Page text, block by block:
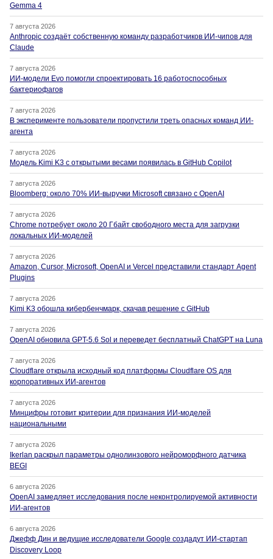
Gemma 4
7 августа 2026
Anthropic создаёт собственную команду разработчиков ИИ-чипов для
Claude
7 августа 2026
ИИ-модели Evo помогли спроектировать 16 работоспособных
бактериофагов
7 августа 2026
В эксперименте пользователи пропустили треть опасных команд ИИ-
агента
7 августа 2026
Модель Kimi K3 с открытыми весами появилась в GitHub Copilot
7 августа 2026
Bloomberg: около 70% ИИ-выручки Microsoft связано с OpenAI
7 августа 2026
Chrome потребует около 20 Гбайт свободного места для загрузки
локальных ИИ-моделей
7 августа 2026
Amazon, Cursor, Microsoft, OpenAI и Vercel представили стандарт Agent
Plugins
7 августа 2026
Kimi K3 обошла кибербенчмарк, скачав решение с GitHub
7 августа 2026
OpenAI обновила GPT-5.6 Sol и переведет бесплатный ChatGPT на Luna
7 августа 2026
Cloudflare открыла исходный код платформы Cloudflare OS для
корпоративных ИИ-агентов
7 августа 2026
Минцифры готовит критерии для признания ИИ-моделей
национальными
7 августа 2026
Ikerlan раскрыл параметры однолинзового нейроморфного датчика
BEGI
6 августа 2026
OpenAI замедляет исследования после неконтролируемой активности
ИИ-агентов
6 августа 2026
Джефф Дин и ведущие исследователи Google создадут ИИ-стартап
Discovery Loop